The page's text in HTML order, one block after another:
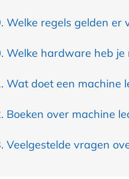
Welke regels gelden er
Welke hardware heb je
Wat doet een machine
Boeken over machine
Veelgestelde vragen